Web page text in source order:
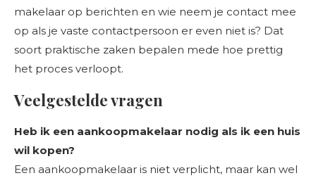
makelaar op berichten en wie neem je contact mee
op als je vaste contactpersoon er even niet is? Dat
soort praktische zaken bepalen mede hoe prettig
het proces verloopt.
Veelgestelde vragen
Heb ik een aankoopmakelaar nodig als ik een huis
wil kopen?
Een aankoopmakelaar is niet verplicht, maar kan wel